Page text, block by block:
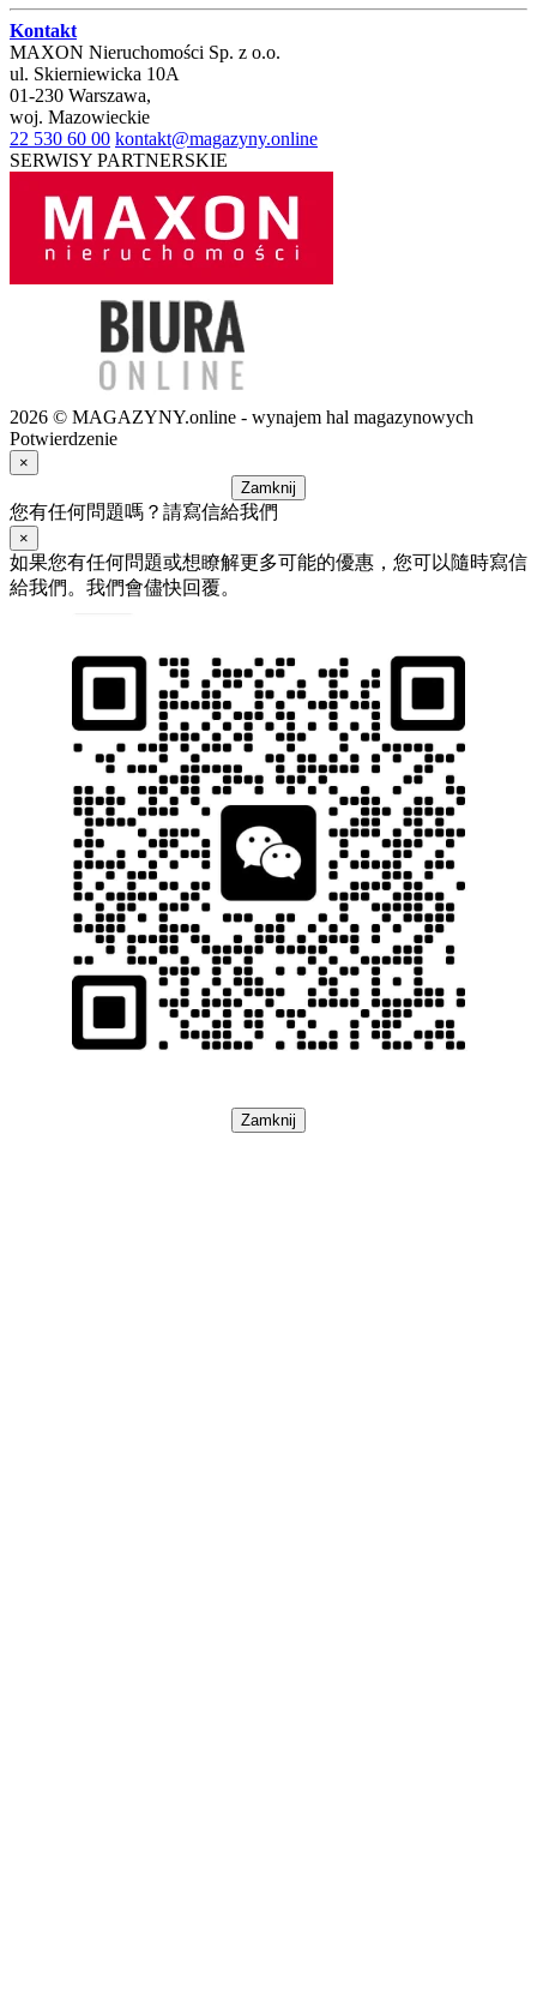
Kontakt
MAXON Nieruchomości Sp. z o.o.
ul. Skierniewicka 10A
01-230 Warszawa,
woj. Mazowieckie
22 530 60 00 kontakt@magazyny.online
SERWISY PARTNERSKIE
2026 © MAGAZYNY.online - wynajem hal magazynowych
Potwierdzenie
×
Zamknij
您有任何問題嗎？請寫信給我們
×
如果您有任何問題或想瞭解更多可能的優惠，您可以隨時寫信
給我們。我們會儘快回覆。
Zamknij